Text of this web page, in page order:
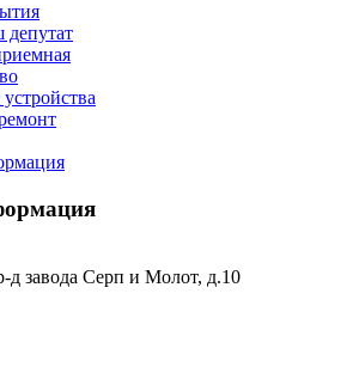
депутат
д завода Серп и Молот, д.10